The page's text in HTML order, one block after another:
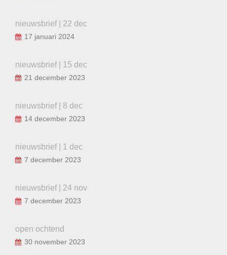
nieuwsbrief | 22 dec
17 januari 2024
nieuwsbrief | 15 dec
21 december 2023
nieuwsbrief | 8 dec
14 december 2023
nieuwsbrief | 1 dec
7 december 2023
nieuwsbrief | 24 nov
7 december 2023
open ochtend
30 november 2023